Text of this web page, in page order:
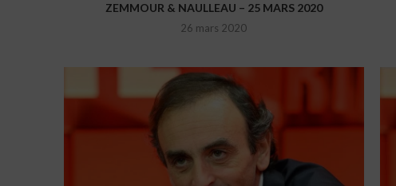
ZEMMOUR & NAULLEAU – 25 MARS 2020
26 mars 2020